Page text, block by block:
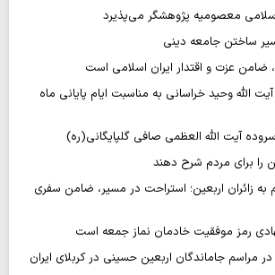
معصومیه پژوهشگر می‌پذیرد
ساختن جامعه دینی
ضامن عزت و اقتدار ایران اسلامی است
الله وحید خراسانی به مناسبت ایام پایانی ماه
آیت الله العظمی صافی گلپایگانی(ره)
را برای مردم شرح دهند
زائران اربعین؛ استراحت در مسیر، ضامن سفری
رمز موفقیت خادمان نماز جمعه است